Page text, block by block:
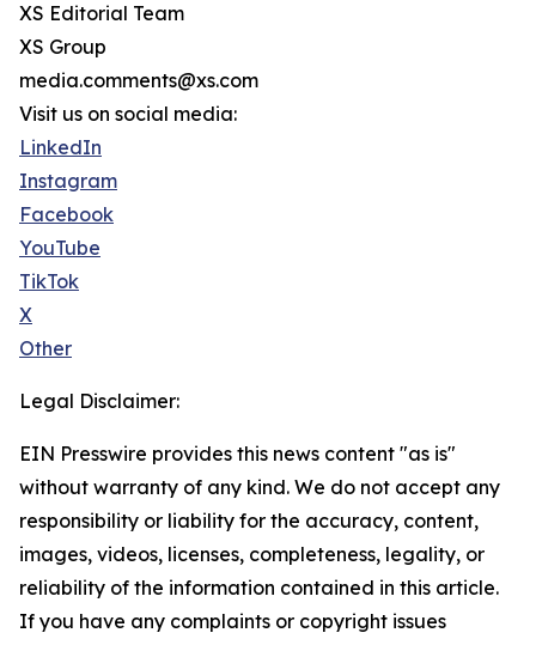
XS Editorial Team
XS Group
media.comments@xs.com
Visit us on social media:
LinkedIn
Instagram
Facebook
YouTube
TikTok
X
Other
Legal Disclaimer:
EIN Presswire provides this news content "as is"
without warranty of any kind. We do not accept any
responsibility or liability for the accuracy, content,
images, videos, licenses, completeness, legality, or
reliability of the information contained in this article.
If you have any complaints or copyright issues